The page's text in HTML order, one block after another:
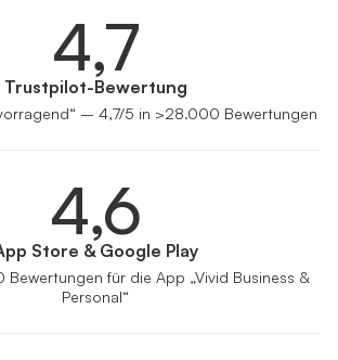
4,7
Trustpilot-Bewertung
– 4,7/5 in >28.000 Bewertungen
4,6
Store & Google Play
für die App „Vivid Business &
Personal“